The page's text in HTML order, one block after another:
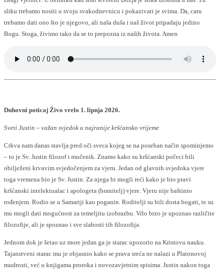
sliku trebamo nositi u svoju svakodnevnicu i pokazivati je svima. Da, caru
trebamo dati ono što je njegovo, ali naša duša i naš život pripadaju jedino
Bogu. Stoga, živimo tako da se to prepozna iz naših života. Amen
Duhovni poticaj Živo vrelo 1. lipnja 2026.
Sveti Justin – važan svjedok u najranije kršćansko vrijeme
Crkva nam danas stavlja pred oči sveca kojeg se na poseban način spominjemo
– to je Sv. Justin filozof i mučenik. Znamo kako su kršćanski počeci bili
obilježeni krvavim svjedočenjem za vjeru. Jedan od glavnih svjedoka vjere
toga vremena bio je Sv. Justin. Za njega bi mogli reći kako je bio pravi
kršćanski intelektualac i apologeta (branitelj) vjere. Vjeru nije baštinio
rođenjem. Rodio se u Samariji kao poganin. Roditelji su bili dosta bogati, te su
mu mogli dati mogućnost za temeljitu izobrazbu. Vrlo brzo je upoznao različite
filozofije, ali je spoznao i sve slabosti tih filozofija.
Jednom dok je šetao uz more jedan ga je starac upozorio na Kristovu nauku.
Tajanstveni starac mu je objasnio kako se prava sreća ne nalazi u Platonovoj
mudrosti, već u knjigama proroka i novozavjetnim spisima. Justin nakon toga